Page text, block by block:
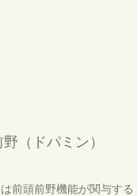
（ドパミン）
前頭前野機能が関与する